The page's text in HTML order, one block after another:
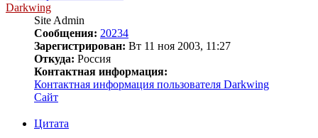
Darkwing
Site Admin
Сообщения: 20234
Зарегистрирован: Вт 11 ноя 2003, 11:27
Откуда: Россия
Контактная информация:
Контактная информация пользователя Darkwing
Сайт
Цитата